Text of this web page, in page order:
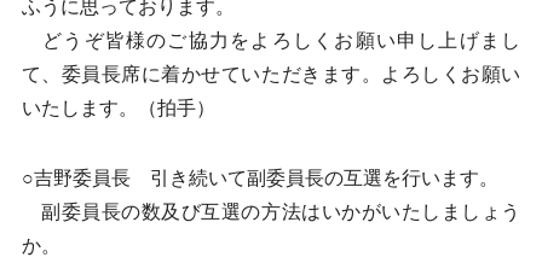
ふうに思っております。
どうぞ皆様のご協力をよろしくお願い申し上げまし
て、委員長席に着かせていただきます。よろしくお願い
いたします。（拍手）
○吉野委員長 引き続いて副委員長の互選を行います。
副委員長の数及び互選の方法はいかがいたしましょう
か。